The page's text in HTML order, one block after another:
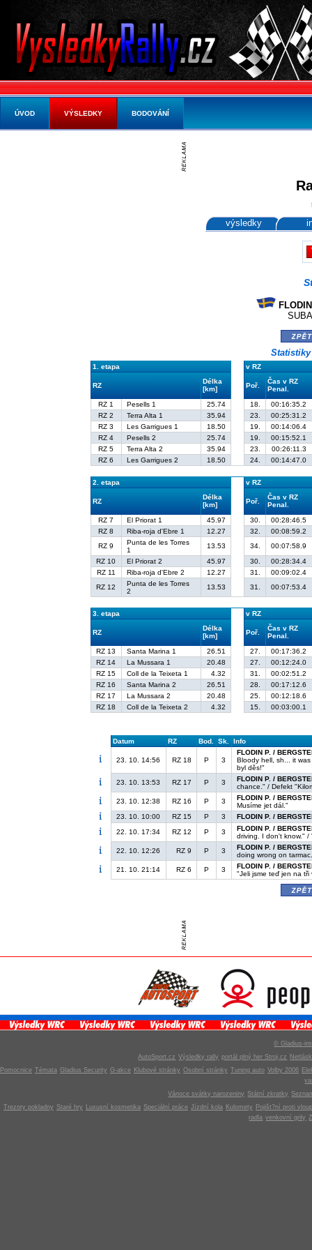
výsledky
1. etapa v RZ
RZ
Délka
[km]
Poř.
Čas v RZ
Penal.
RZ 1
Pesells 1 25.74 18.
00:16:35.2
RZ 2
Terra Alta 1 35.94 23.
00:25:31.2
RZ 3
Les Garrigues 1 18.50 19.
00:14:06.4
RZ 4
Pesells 2 25.74 19.
00:15:52.1
RZ 5
Terra Alta 2 35.94 23.
00:26:11.3
RZ 6
Les Garrigues 2 18.50 24. 00:14:47.0
2. etapa v RZ
RZ
Délka
[km]
Poř.
Čas v RZ
Penal.
RZ 7
El Priorat 1 45.97 30.
00:28:46.5
RZ 8
Riba-roja d'Ebre 1 12.27 32.
00:08:59.2
RZ 9
Punta de les Torres
1
13.53 34.
00:07:58.9
RZ 10
El Priorat 2 45.97 30.
00:28:34.4
RZ 11
Riba-roja d'Ebre 2 12.27 31.
00:09:02.4
RZ 12
Punta de les Torres
2
13.53 31. 00:07:53.4
3. etapa v RZ
RZ
Délka
[km]
Poř.
Čas v RZ
Penal.
RZ 13
Santa Marina 1 26.51 27.
00:17:36.2
RZ 14
La Mussara 1 20.48 27.
00:12:24.0
RZ 15
Coll de la Teixeta 1 4.32 31.
00:02:51.2
RZ 16
Santa Marina 2 26.51 28.
00:17:12.6
RZ 17
La Mussara 2 20.48 25.
00:12:18.6
RZ 18
Coll de la Teixeta 2 4.32 15. 00:03:00.1
Datum RZ Bod. Sk. Info
23. 10. 14:56 RZ 18 P 3
FLODIN P. /
Bloody hell, sh... it
byl děs!"
23. 10. 13:53
RZ 17 P 3
FLODIN P. /
chance." / Defekt
23. 10. 12:38
RZ 16 P 3
FLODIN P. /
Musíme jet dál."
23. 10. 10:00
RZ 15 P 3
FLODIN P. /
22. 10. 17:34
RZ 12 P 3
FLODIN P. /
driving. I don't know."
22. 10. 12:26
RZ 9 P 3
FLODIN P. /
doing wrong on
21. 10. 21:14
RZ 6 P 3
FLODIN P. /
"Jeli jsme teď jen na tři
© Gladius-
AutoSport.cz Výsledky rally portál plný her Stroj.cz
Pomocnice Témata Gladius Security G-akce Klubové stránky Osobní stránky Tuning auto Volby 2006
Vánoce svátky narozeniny Státní zkratky
Trezory pokladny Staré hry Luxusní kosmetika Speciální práce Jízdní kola Kulomety
Pojišt?ní proti
radla venkovní grily
ÚVOD VÝSLEDKY BODOVÁNÍ